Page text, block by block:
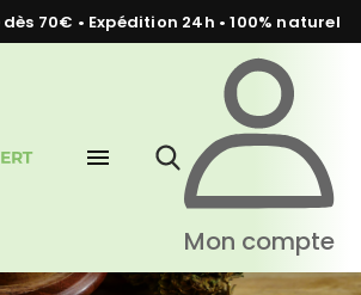
70€ • Expédition 24h • 100% naturel
menu
Mon compte